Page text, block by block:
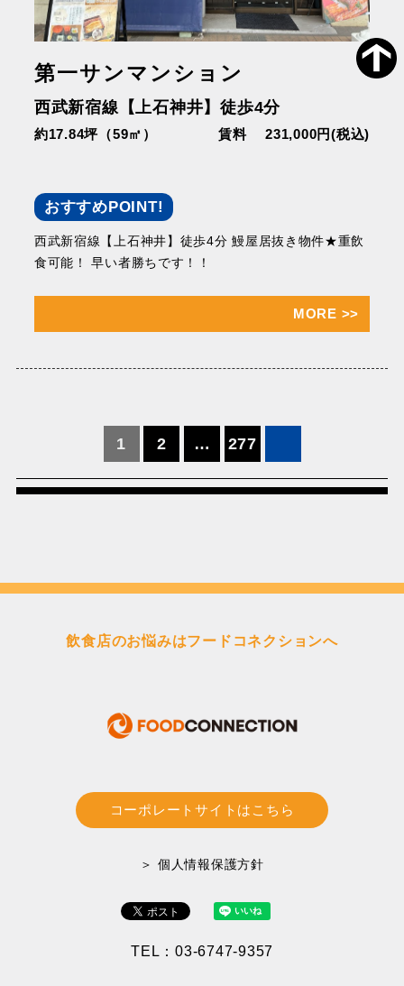
第一サンマンション
西武新宿線【上石神井】徒歩4分
約17.84坪（59㎡） 賃料 231,000円(税込)
おすすめPOINT!
西武新宿線【上石神井】徒歩4分 鰻屋居抜き物件★重飲
食可能！ 早い者勝ちです！！
MORE >>
の
1 2 … 277
飲食店のお悩みはフードコネクションへ
コーポレートサイトはこちら
＞ 個人情報保護方針
TEL：03-6747-9357